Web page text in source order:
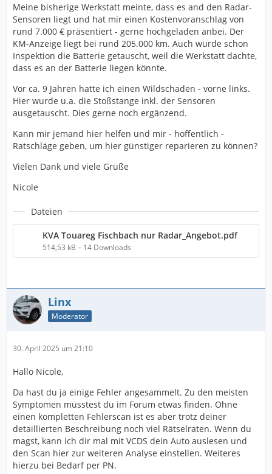
Meine bisherige Werkstatt meinte, dass es and den Radar-
Sensoren liegt und hat mir einen Kostenvoranschlag von
rund 7.000 € präsentiert - gerne hochgeladen anbei. Der
KM-Anzeige liegt bei rund 205.000 km. Auch wurde schon
Inspektion die Batterie getauscht, weil die Werkstatt dachte,
dass es an der Batterie liegen könnte.
Vor ca. 9 Jahren hatte ich einen Wildschaden - vorne links.
Hier wurde u.a. die Stoßstange inkl. der Sensoren
ausgetauscht. Dies gerne noch ergänzend.
Kann mir jemand hier helfen und mir - hoffentlich -
Ratschläge geben, um hier günstiger reparieren zu können?
Vielen Dank und viele Grüße
Nicole
Dateien
KVA Touareg Fischbach nur Radar_Angebot.pdf
514,53 kB – 14 Downloads
Linx
Moderator
30. April 2025 um 21:10
Hallo Nicole,
Da hast du ja einige Fehler angesammelt. Zu den meisten
Symptomen müsstest du im Forum etwas finden. Ohne
einen kompletten Fehlerscan ist es aber trotz deiner
detaillierten Beschreibung noch viel Rätselraten. Wenn du
magst, kann ich dir mal mit VCDS dein Auto auslesen und
den Scan hier zur weiteren Analyse einstellen. Weiteres
hierzu bei Bedarf per PN.